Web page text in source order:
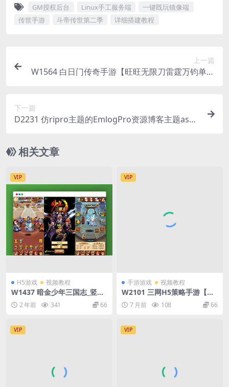
GM授权后台 Linux手工服务端
一键既玩镜像端
传世手游
斗帝传世第二季 详细搭建教程
上一篇
W1564 白日门传奇手游【旺旺无限刀雷霆万钧单职
下一篇
D2231 仿ripro主题的EmlogPro资源博客主题asse
相关文章
VIP
H5游戏 视频教程
W1437 暗金少年三国志_竖版
卡牌回合制暗金三国志热血版
手游_通用语音视频教程_GM
物品充值后台_安卓
2 年前 341 66
VIP
手游游戏 视频教程
W2101 三网H5策略手游【三
国·兵临天下代金券内购七合M
8版】最新整理Linux手工服务
端+管理后台+GM授权后台+简
易安卓客户端+详细搭建教程
+视频教程
7 月前 108 66
VIP VIP